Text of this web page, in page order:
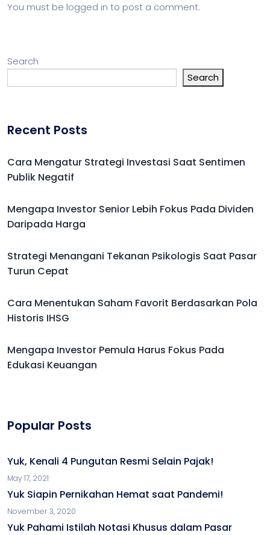
You must be logged in to post a comment.
Search
Search
Recent Posts
Cara Mengatur Strategi Investasi Saat Sentimen
Publik Negatif
Mengapa Investor Senior Lebih Fokus Pada Dividen
Daripada Harga
Strategi Menangani Tekanan Psikologis Saat Pasar
Turun Cepat
Cara Menentukan Saham Favorit Berdasarkan Pola
Historis IHSG
Mengapa Investor Pemula Harus Fokus Pada
Edukasi Keuangan
Popular Posts
Yuk, Kenali 4 Pungutan Resmi Selain Pajak!
May 17, 2021
Yuk Siapin Pernikahan Hemat saat Pandemi!
November 3, 2020
Yuk Pahami Istilah Notasi Khusus dalam Pasar